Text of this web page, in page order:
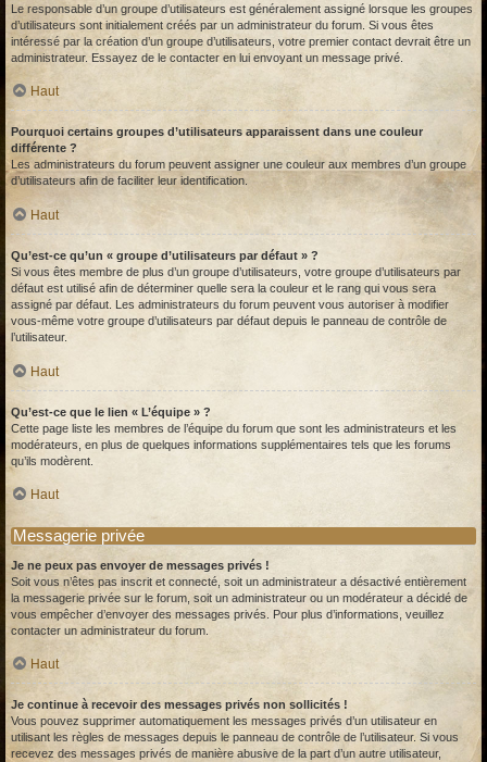
Le responsable d’un groupe d’utilisateurs est généralement assigné lorsque les groupes
d’utilisateurs sont initialement créés par un administrateur du forum. Si vous êtes
intéressé par la création d’un groupe d’utilisateurs, votre premier contact devrait être un
administrateur. Essayez de le contacter en lui envoyant un message privé.
Haut
Pourquoi certains groupes d’utilisateurs apparaissent dans une couleur
différente ?
Les administrateurs du forum peuvent assigner une couleur aux membres d’un groupe
d’utilisateurs afin de faciliter leur identification.
Haut
Qu’est-ce qu’un « groupe d’utilisateurs par défaut » ?
Si vous êtes membre de plus d’un groupe d’utilisateurs, votre groupe d’utilisateurs par
défaut est utilisé afin de déterminer quelle sera la couleur et le rang qui vous sera
assigné par défaut. Les administrateurs du forum peuvent vous autoriser à modifier
vous-même votre groupe d’utilisateurs par défaut depuis le panneau de contrôle de
l’utilisateur.
Haut
Qu’est-ce que le lien « L’équipe » ?
Cette page liste les membres de l’équipe du forum que sont les administrateurs et les
modérateurs, en plus de quelques informations supplémentaires tels que les forums
qu’ils modèrent.
Haut
Messagerie privée
Je ne peux pas envoyer de messages privés !
Soit vous n’êtes pas inscrit et connecté, soit un administrateur a désactivé entièrement
la messagerie privée sur le forum, soit un administrateur ou un modérateur a décidé de
vous empêcher d’envoyer des messages privés. Pour plus d’informations, veuillez
contacter un administrateur du forum.
Haut
Je continue à recevoir des messages privés non sollicités !
Vous pouvez supprimer automatiquement les messages privés d’un utilisateur en
utilisant les règles de messages depuis le panneau de contrôle de l’utilisateur. Si vous
recevez des messages privés de manière abusive de la part d’un autre utilisateur,